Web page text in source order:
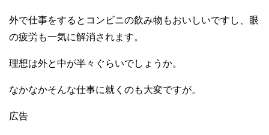
外で仕事をするとコンビニの飲み物もおいしいですし、眼
の疲労も一気に解消されます。
理想は外と中が半々ぐらいでしょうか。
なかなかそんな仕事に就くのも大変ですが。
広告